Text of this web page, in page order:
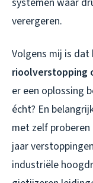
verergeren.
Volgens mij is
rioolverstopping
er een oplossing
écht? En
met zelf proberen
jaar
industriële